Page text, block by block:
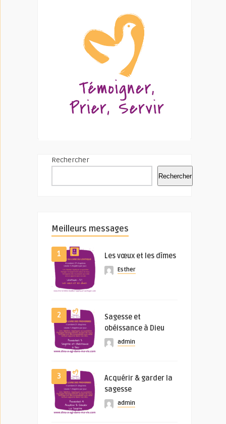
Rechercher
Rechercher
Meilleurs messages
1 Les vœux et les dîmes
Esther
2
Sagesse et
obéissance à Dieu
admin
3
Acquérir & garder la
sagesse
admin